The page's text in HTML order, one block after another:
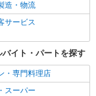
造・物流
サービス
イト・パートを探す
・専門料理店
スーパー